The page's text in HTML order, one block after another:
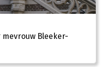
Bleeker-